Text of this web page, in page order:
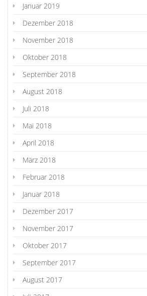
Januar 2019
Dezember 2018
November 2018
Oktober 2018
September 2018
August 2018
Juli 2018
Mai 2018
April 2018
März 2018
Februar 2018
Januar 2018
Dezember 2017
November 2017
Oktober 2017
September 2017
August 2017